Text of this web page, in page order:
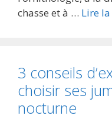
chasse et à … Lire
3 conseils
choisir ses
nocturne